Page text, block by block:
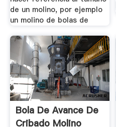
de un molino, por ejemplo
un molino de bolas de
Bola De Avance De
Cribado Molino